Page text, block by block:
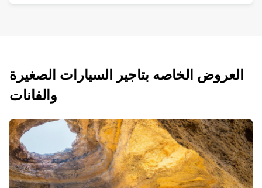
العروض الخاصه بتاجير السيارات الصغيرة
والفانات